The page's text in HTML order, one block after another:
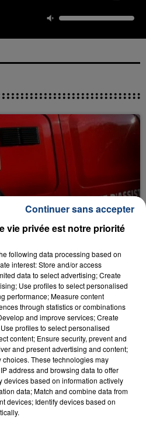
LENS : UNE FEMME ET
VIE ET LA...
par le feu après avoir
et leur bébé de trois mois
DEVANT SE FAIRE
RESSORT DE LA...
contre la clinique qui a
et présenté ses
vie privée est notre priorité
following data processing based on
interest: Store and/or access
data to select advertising; Create
Use profiles to select personalised
performance; Measure content
through statistics or combinations
and improve services; Create
profiles to select personalised
content; Ensure security, prevent and
and present advertising and content;
These technologies may
address and browsing data to offer
devices based on information actively
data; Match and combine data from
devices; Identify devices based on
Continuer sans accepter